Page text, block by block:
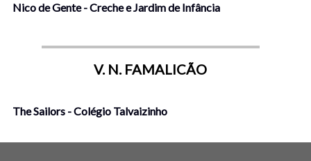
Nico de Gente - Creche e Jardim de Infância
V. N. FAMALICÃO
The Sailors - Colégio Talvaizinho